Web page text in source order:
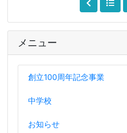
メニュー
創立100周年記念事業
中学校
お知らせ